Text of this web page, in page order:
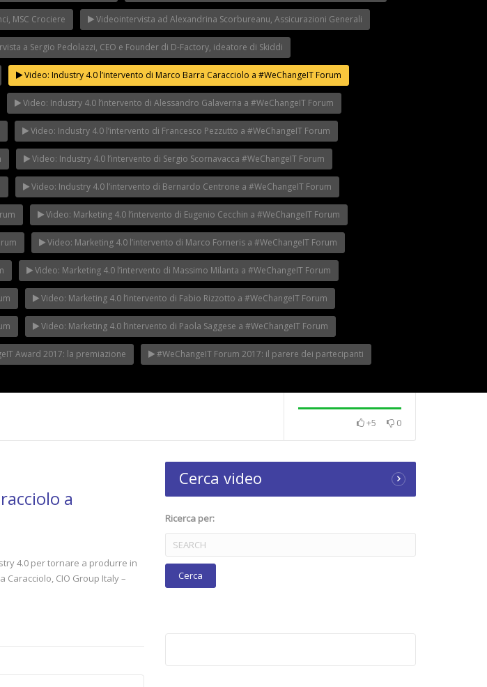
MSC Crociere Videointervista ad Alexandrina Scorbureanu, Assicurazioni Generali
a Sergio Pedolazzi, CEO e Founder di D-Factory, ideatore di Skiddi
Video: Industry 4.0 l’intervento di Marco Barra Caracciolo a #WeChangeIT Forum
Video: Industry 4.0 l’intervento di Alessandro Galaverna a #WeChangeIT Forum
Video: Industry 4.0 l’intervento di Francesco Pezzutto a #WeChangeIT Forum
Video: Industry 4.0 l’intervento di Sergio Scornavacca #WeChangeIT Forum
Video: Industry 4.0 l’intervento di Bernardo Centrone a #WeChangeIT Forum
Video: Marketing 4.0 l’intervento di Eugenio Cecchin a #WeChangeIT Forum
Video: Marketing 4.0 l’intervento di Marco Forneris a #WeChangeIT Forum
Video: Marketing 4.0 l’intervento di Massimo Milanta a #WeChangeIT Forum
Video: Marketing 4.0 l’intervento di Fabio Rizzotto a #WeChangeIT Forum
Video: Marketing 4.0 l’intervento di Paola Saggese a #WeChangeIT Forum
Award 2017: la premiazione #WeChangeIT Forum 2017: il parere dei partecipanti
+5 0
a
4.0 per tornare a produrre in
CIO Group Italy –
Cerca video
Ricerca per: